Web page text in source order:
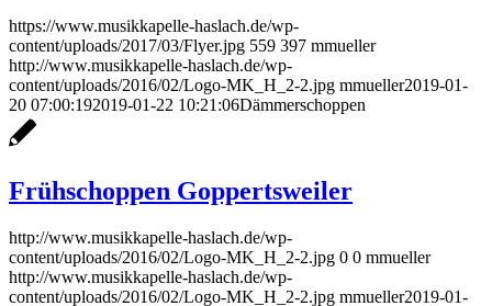
https://www.musikkapelle-haslach.de/wp-
content/uploads/2017/03/Flyer.jpg 559 397 mmueller
http://www.musikkapelle-haslach.de/wp-
content/uploads/2016/02/Logo-MK_H_2-2.jpg mmueller2019-01-
20 07:00:192019-01-22 10:21:06Dämmerschoppen
Frühschoppen Goppertsweiler
http://www.musikkapelle-haslach.de/wp-
content/uploads/2016/02/Logo-MK_H_2-2.jpg 0 0 mmueller
http://www.musikkapelle-haslach.de/wp-
content/uploads/2016/02/Logo-MK_H_2-2.jpg mmueller2019-01-